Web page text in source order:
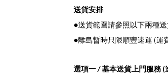
送貨安排
●送貨範圍請參照以下兩種
●離島暫時只限順豐速運 (運
選項一 / 基本送貨上門服務